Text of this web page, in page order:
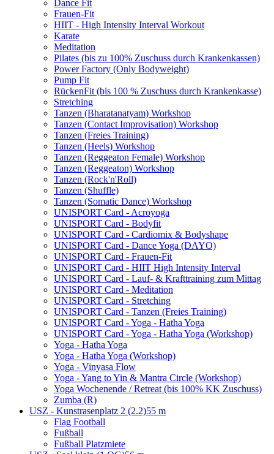
Dance Fit
Frauen-Fit
HIIT - High Intensity Interval Workout
Karate
Meditation
Pilates (bis zu 100% Zuschuss durch Krankenkassen)
Power Factory (Only Bodyweight)
Pump Fit
RückenFit (bis 100 % Zuschuss durch Krankenkasse)
Stretching
Tanzen (Bharatanatyam) Workshop
Tanzen (Contact Improvisation) Workshop
Tanzen (Freies Training)
Tanzen (Heels) Workshop
Tanzen (Reggeaton Female) Workshop
Tanzen (Reggeaton) Workshop
Tanzen (Rock'n'Roll)
Tanzen (Shuffle)
Tanzen (Somatic Dance) Workshop
UNISPORT Card - Acroyoga
UNISPORT Card - Bodyfit
UNISPORT Card - Cardiomix & Bodyshape
UNISPORT Card - Dance Yoga (DAYO)
UNISPORT Card - Frauen-Fit
UNISPORT Card - HIIT High Intensity Interval
UNISPORT Card - Lauf- & Krafttraining zum Mittag
UNISPORT Card - Meditation
UNISPORT Card - Stretching
UNISPORT Card - Tanzen (Freies Training)
UNISPORT Card - Yoga - Hatha Yoga
UNISPORT Card - Yoga - Hatha Yoga (Workshop)
Yoga - Hatha Yoga
Yoga - Hatha Yoga (Workshop)
Yoga - Vinyasa Flow
Yoga - Yang to Yin & Mantra Circle (Workshop)
Yoga Wochenende / Retreat (bis 100% KK Zuschuss)
Zumba (R)
USZ - Kunstrasenplatz 2 (2.2)55 m
Flag Football
Fußball
Fußball Platzmiete